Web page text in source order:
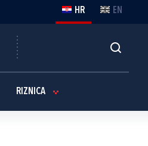
HR EN
RIZNICA